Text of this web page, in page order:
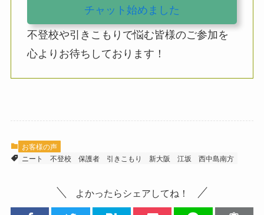
チャット始めました
不登校や引きこもりで悩む皆様のご参加を
心よりお待ちしております！
お客様の声
ニート
不登校 保護者 引きこもり 新大阪 江坂 西中島南方
よかったらシェアしてね！